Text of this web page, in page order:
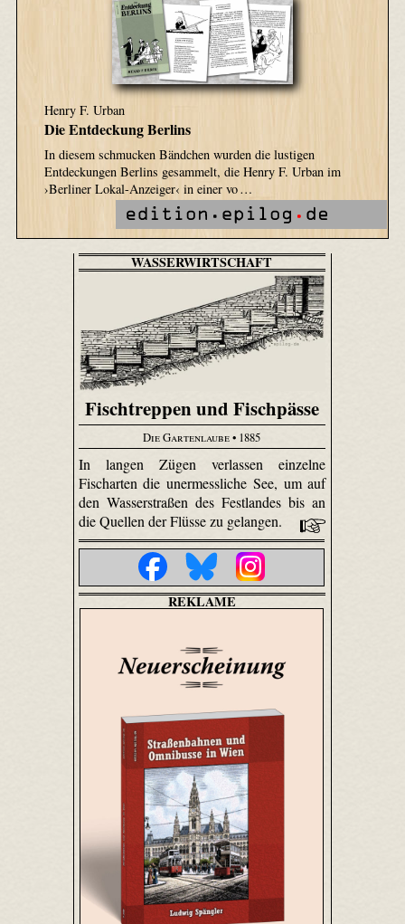
Henry F. Urban
Die Entdeckung Berlins
In diesem schmucken Bändchen wurden die lustigen
Entdeckungen Berlins gesammelt, die Henry F. Urban im
›Berliner Lokal-Anzeiger‹ in einer vo …
WASSERWIRTSCHAFT
Fischtreppen und Fischpässe
Die Gartenlaube• 1885
In langen Zügen verlassen einzelne
Fischarten die unermessliche See, um auf
den Wasserstraßen des Festlandes bis an
die Quellen der Flüsse zu gelangen.
REKLAME